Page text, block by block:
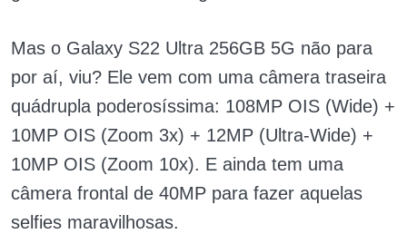
Mas o Galaxy S22 Ultra 256GB 5G não para
por aí, viu? Ele vem com uma câmera traseira
quádrupla poderosíssima: 108MP OIS (Wide) +
10MP OIS (Zoom 3x) + 12MP (Ultra-Wide) +
10MP OIS (Zoom 10x). E ainda tem uma
câmera frontal de 40MP para fazer aquelas
selfies maravilhosas.